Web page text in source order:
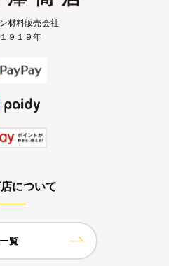
材料販売会社
９１９年
について
覧